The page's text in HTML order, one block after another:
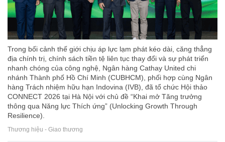
Trong bối cảnh thế giới chịu áp lực lạm phát kéo dài, căng thẳng
địa chính trị, chính sách tiền tệ liên tục thay đổi và sự phát triển
nhanh chóng của công nghệ, Ngân hàng Cathay United chi
nhánh Thành phố Hồ Chí Minh (CUBHCM), phối hợp cùng Ngân
hàng Trách nhiệm hữu hạn Indovina (IVB), đã tổ chức Hội thảo
CONNECT 2026 tại Hà Nội với chủ đề “Khai mở Tăng trưởng
thông qua Năng lực Thích ứng” (Unlocking Growth Through
Resilience).
Thương hiệu - Giao thương